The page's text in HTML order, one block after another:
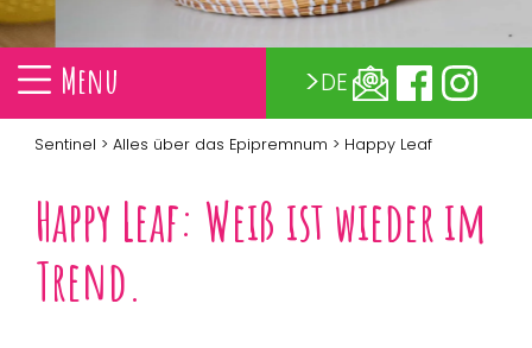
Menu DE
Sentinel > Alles über das Epipremnum > Happy Leaf
Happy Leaf: Weiß ist wieder im
Trend.